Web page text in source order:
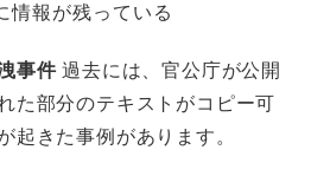
情報が残っている
事件過去には、官公庁が公開
た部分のテキストがコピー可
起きた事例があります。